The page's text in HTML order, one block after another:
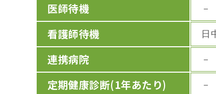
医師待機 －
看護師待機 日
連携病院 －
定期健康診断(1年あたり) －